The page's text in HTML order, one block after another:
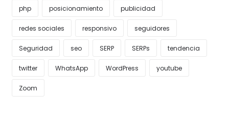
php posicionamiento publicidad
redes sociales responsivo seguidores
Seguridad seo SERP SERPs tendencia
twitter WhatsApp WordPress youtube
Zoom